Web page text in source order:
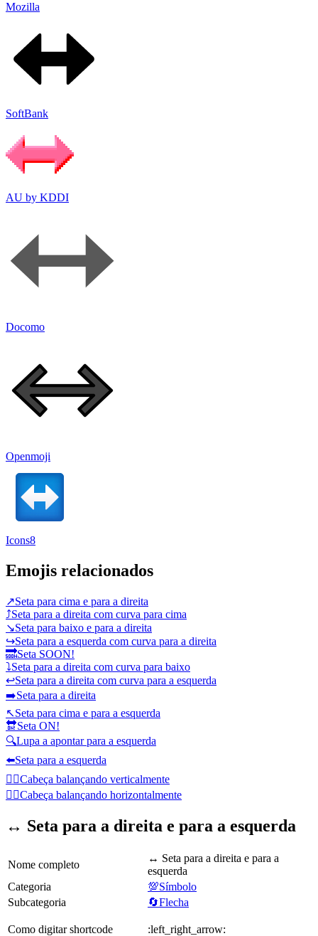
Mozilla
SoftBank
AU by KDDI
Docomo
Openmoji
Icons8
Emojis relacionados
↗️Seta para cima e para a direita
⤴️Seta para a direita com curva para cima
↘️Seta para baixo e para a direita
↪️Seta para a esquerda com curva para a direita
🔜Seta SOON!
⤵️Seta para a direita com curva para baixo
↩️Seta para a direita com curva para a esquerda
➡️Seta para a direita
↖️Seta para cima e para a esquerda
🔛Seta ON!
🔍Lupa a apontar para a esquerda
⬅️Seta para a esquerda
🙂‍↕️Cabeça balançando verticalmente
🙂‍↔️Cabeça balançando horizontalmente
↔️ Seta para a direita e para a esquerda
Nome completo
↔️ Seta para a direita e para a
esquerda
Categoria
💯Símbolo
Subcategoria
🔄Flecha
Como digitar shortcode :left_right_arrow: